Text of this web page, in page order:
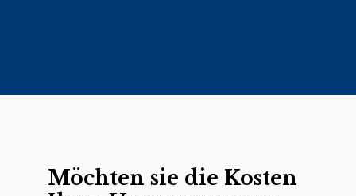
Möchten sie die Kosten